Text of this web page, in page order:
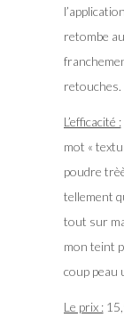
retombe
retouches.
L’efficacité :
mot «
poudre
tellement
tout sur
mon teint
coup peau
Le prix :